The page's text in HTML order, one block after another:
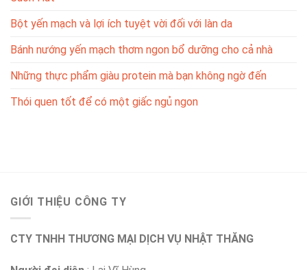
Bột yến mạch và lợi ích tuyệt vời đối với làn da
Bánh nướng yến mạch thơm ngon bổ dưỡng cho cả nhà
Những thực phẩm giàu protein mà bạn không ngờ đến
Thói quen tốt để có một giấc ngủ ngon
GIỚI THIỆU CÔNG TY
CTY TNHH THƯƠNG MẠI DỊCH VỤ NHẬT THĂNG